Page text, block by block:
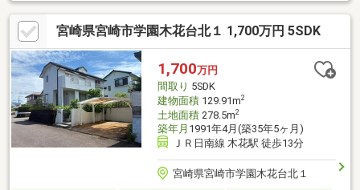
点検●外構・外装駐車場拡張、屋根・外壁塗装、庭木伐採●水回り
システムキッチン交換、トイレ交換、洗面化粧台交換●内装間取
変更、室内ドア（一部）交換、床材上張り、シューズボックス交
換、クロス張替え、畳表替え、障子・襖張替え●その他設備給湯
器交換、インターホン設置、火災警報器設置、照明器具交換【お
すすめポイント】・
宮崎県宮崎市学園木花台北１ 1,700万円 5SDK
1,700万円
間取り 5SDK
建物面積129.91m2
土地面積278.5m2
築年月 1991年4月(築35年5ヶ月)
ＪＲ日南線 木花駅 徒歩13分
宮崎県宮崎市学園木花台北１